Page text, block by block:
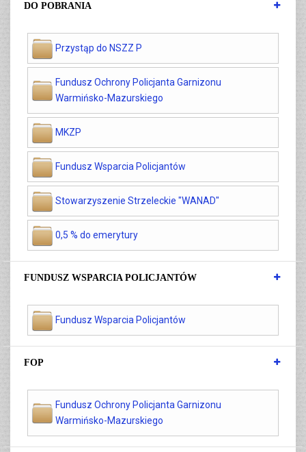
DO POBRANIA
Przystąp do NSZZ P
Fundusz Ochrony Policjanta Garnizonu
Warmińsko-Mazurskiego
MKZP
Fundusz Wsparcia Policjantów
Stowarzyszenie Strzeleckie "WANAD"
0,5 % do emerytury
FUNDUSZ WSPARCIA POLICJANTÓW
Fundusz Wsparcia Policjantów
FOP
Fundusz Ochrony Policjanta Garnizonu
Warmińsko-Mazurskiego